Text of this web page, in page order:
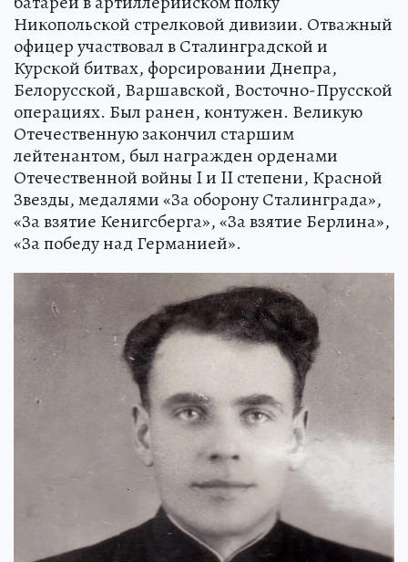
Никопольской стрелковой дивизии. Отважный
офицер участвовал в Сталинградской и
Курской битвах, форсировании Днепра,
Белорусской, Варшавской, Восточно-Прусской
операциях. Был ранен, контужен. Великую
Отечественную закончил старшим
лейтенантом, был награжден орденами
Отечественной войны I и II степени, Красной
Звезды, медалями «За оборону Сталинграда»,
«За взятие Кенигсберга», «За взятие Берлина»,
«За победу над Германией».